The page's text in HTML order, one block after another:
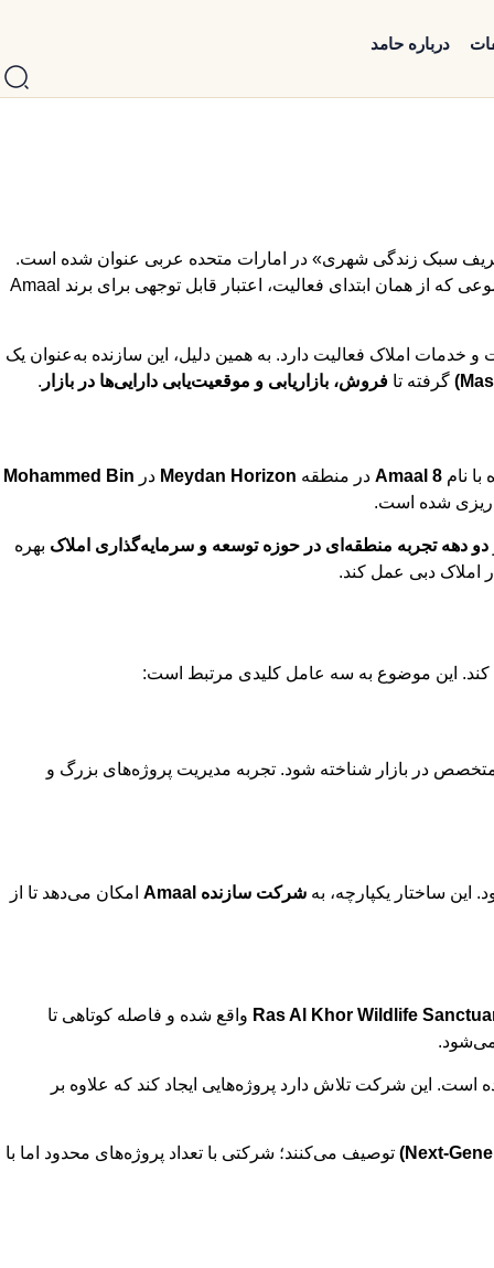
درباره حامد
سبک زندگی شهری» در امارات متحده عربی عنوان شده است.
راه‌اندازی شد؛ موضوعی که از همان ابتدای فعالیت، اعتبار قابل توجهی برای برند Amaal
املاک فعالیت دارد. به همین دلیل، این سازنده به‌عنوان یک
گرفته تا فروش، بازاریابی و موقعیت‌یابی دارایی‌ها در بازار .
نام Amaal 8 در منطقه Meydan Horizon در Mohammed Bin
شده است.
دو دهه تجربه منطقه‌ای در حوزه توسعه و سرمایه‌گذاری املاک بهره
املاک دبی عمل کند.
کند. این موضوع به سه عامل کلیدی مرتبط است:
متخصص در بازار شناخته شود. تجربه مدیریت پروژه‌های بزرگ و
ساختار یکپارچه، به شرکت سازنده Amaal
امکان می‌دهد تا از
Ras Al Khor Wildlife واقع شده و فاصله کوتاهی تا
است. این شرکت تلاش دارد پروژه‌هایی ایجاد کند که علاوه بر
توصیف می‌کنند؛ شرکتی با تعداد پروژه‌های محدود اما با